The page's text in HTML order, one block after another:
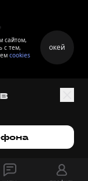
сайтом,
с тем,
cookies
окей